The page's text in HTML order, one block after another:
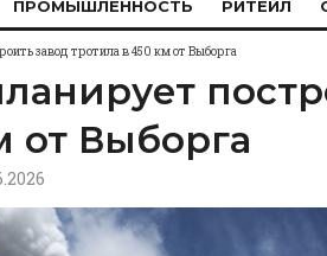
ПРОМЫШЛЕННОСТЬ РИТЕЙЛ
завод тротила в 450 км от Выборга
от Выборга